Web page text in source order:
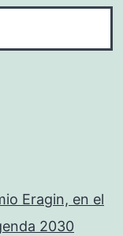
Eragin, en el
2030